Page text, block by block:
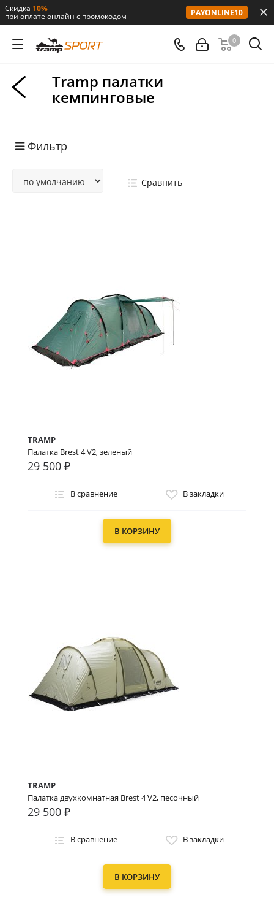
Скидка 10%
при оплате онлайн с промокодом PAYONLINE10
0
Tramp палатки
кемпинговые
Фильтр
Сравнить
TRAMP
Палатка Brest 4 V2, зеленый
29 500 ₽
В сравнение В закладки
В КОРЗИНУ
TRAMP
Палатка двухкомнатная Brest 4 V2, песочный
29 500 ₽
В сравнение В закладки
В КОРЗИНУ